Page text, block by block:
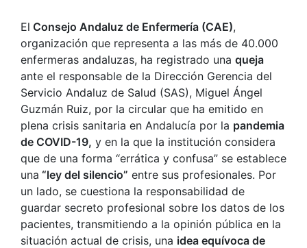
El Consejo Andaluz de Enfermería (CAE),
organización que representa a las más de 40.000
enfermeras andaluzas, ha registrado una queja
ante el responsable de la Dirección Gerencia del
Servicio Andaluz de Salud (SAS), Miguel Ángel
Guzmán Ruiz, por la circular que ha emitido en
plena crisis sanitaria en Andalucía por la pandemia
de COVID-19, y en la que la institución considera
que de una forma “errática y confusa” se establece
una “ley del silencio” entre sus profesionales. Por
un lado, se cuestiona la responsabilidad de
guardar secreto profesional sobre los datos de los
pacientes, transmitiendo a la opinión pública en la
situación actual de crisis, una idea equívoca de